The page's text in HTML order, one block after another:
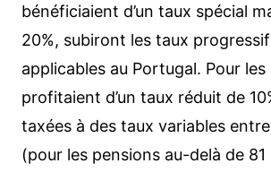
bénéficiaient d’un taux spécial
20%, subiront les taux
applicables au Portugal. Pour
profitaient d’un taux réduit de
taxées à des taux variables
(pour les pensions au-delà de